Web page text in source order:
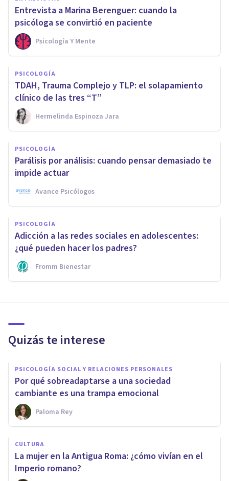
Entrevista a Marina Berenguer: cuando la
psicóloga se convirtió en paciente
Psicología Y Mente
PSICOLOGÍA
TDAH, Trauma Complejo y TLP: el solapamiento
clínico de las tres “T”
Hermelinda Espinoza Jara
PSICOLOGÍA
Parálisis por análisis: cuando pensar demasiado te
impide actuar
Avance Psicólogos
PSICOLOGÍA
Adicción a las redes sociales en adolescentes:
¿qué pueden hacer los padres?
Fromm Bienestar
Quizás te interese
PSICOLOGÍA SOCIAL Y RELACIONES PERSONALES
Por qué sobreadaptarse a una sociedad
cambiante es una trampa emocional
Paloma Rey
CULTURA
La mujer en la Antigua Roma: ¿cómo vivían en el
Imperio romano?